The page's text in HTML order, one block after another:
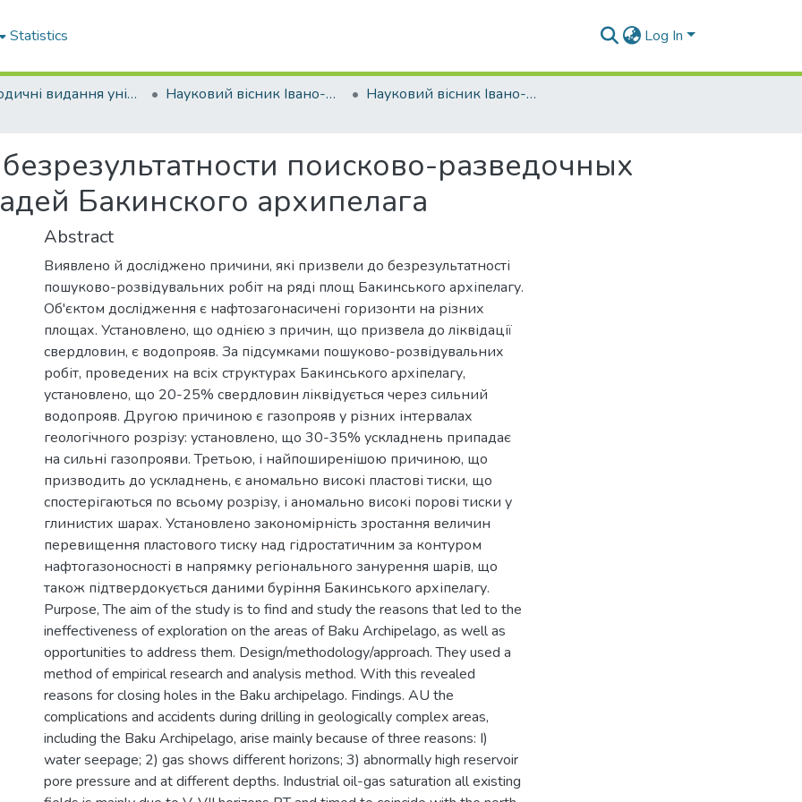
Statistics Log In
Періодичні видання університету Науковий вісник Івано-Франківського національного технічного університету нафти і газу Науковий вісник Івано-Франківського національного технічного університету нафти і газу - 2015 - №2
поисково-разведочных
Бакинского архипелага
Abstract
Виявлено й досліджено причини, які призвели до безрезультатності
пошуково-розвідувальних робіт на ряді площ Бакинського архіпелагу.
Об'єктом дослідження є нафтозагонасичені горизонти на різних
площах. Установлено, що однією з причин, що призвела до ліквідації
свердловин, є водопрояв. За підсумками пошуково-розвідувальних
робіт, проведених на всіх структурах Бакинського архіпелагу,
установлено, що 20-25% свердловин ліквідується через сильний
водопрояв. Другою причиною є газопрояв у різних інтервалах
геологічного розрізу: установлено, що 30-35% ускладнень припадає
на сильні газопрояви. Третьою, і найпоширенішою причиною, що
призводить до ускладнень, є аномально високі пластові тиски, що
спостерігаються по всьому розрізу, і аномально високі порові тиски у
глинистих шарах. Установлено закономірність зростання величин
перевищення пластового тиску над гідростатичним за контуром
нафтогазоносності в напрямку регіонального занурення шарів, що
також підтвердокується даними буріння Бакинського архіпелагу.
Purpose, The aim of the study is to find and study the reasons that led to the
ineffectiveness of exploration on the areas of Baku Archipelago, as well as
opportunities to address them. Design/methodology/approach. They used a
method of empirical research and analysis method. With this revealed
reasons for closing holes in the Baku archipelago. Findings. AU the
complications and accidents during drilling in geologically complex areas,
including the Baku Archipelago, arise mainly because of three reasons: I)
water seepage; 2) gas shows different horizons; 3) abnormally high reservoir
pore pressure and at different depths. Industrial oil-gas saturation all existing